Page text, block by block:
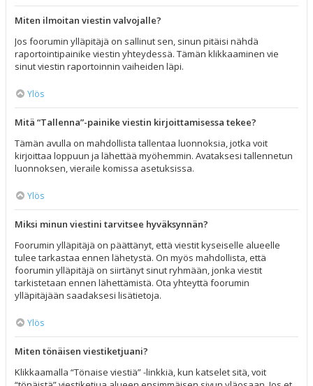
Miten ilmoitan viestin valvojalle?
Jos foorumin ylläpitäjä on sallinut sen, sinun pitäisi nähdä
raportointipainike viestin yhteydessä. Tämän klikkaaminen vie
sinut viestin raportoinnin vaiheiden läpi.
Ylös
Mitä “Tallenna”-painike viestin kirjoittamisessa tekee?
Tämän avulla on mahdollista tallentaa luonnoksia, jotka voit
kirjoittaa loppuun ja lähettää myöhemmin. Avataksesi tallennetun
luonnoksen, vieraile komissa asetuksissa.
Ylös
Miksi minun viestini tarvitsee hyväksynnän?
Foorumin ylläpitäjä on päättänyt, että viestit kyseiselle alueelle
tulee tarkastaa ennen lähetystä. On myös mahdollista, että
foorumin ylläpitäjä on siirtänyt sinut ryhmään, jonka viestit
tarkistetaan ennen lähettämistä. Ota yhteyttä foorumin
ylläpitäjään saadaksesi lisätietoja.
Ylös
Miten tönäisen viestiketjuani?
Klikkaamalla “Tönaise viestiä” -linkkiä, kun katselet sitä, voit